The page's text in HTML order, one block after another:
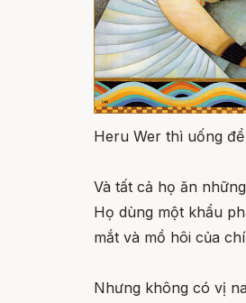
Heru Wer thì uống
Và tất cả họ ăn
Họ dùng một khẩu
mắt và mồ hôi của
Nhưng không có vị